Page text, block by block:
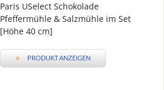
Paris USelect Schokolade
Pfeffermühle & Salzmühle im Set
[Höhe 40 cm]
» PRODUKT ANZEIGEN